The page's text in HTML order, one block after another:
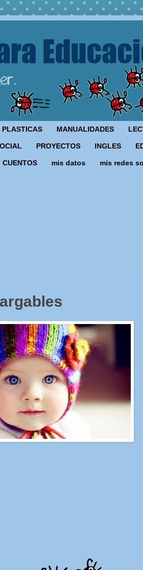
PLASTICAS MANUALIDADES
PROYECTOS INGLES
CUENTOS mis datos mis redes